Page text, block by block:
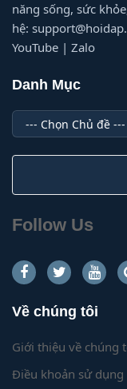
năng sống, sức
hệ:
YouTube | Zalo
Danh Mục
Danh
Mục
Follow Us
Về chúng tôi
Giới thiệu về chúng
Điều khoản sử dụng